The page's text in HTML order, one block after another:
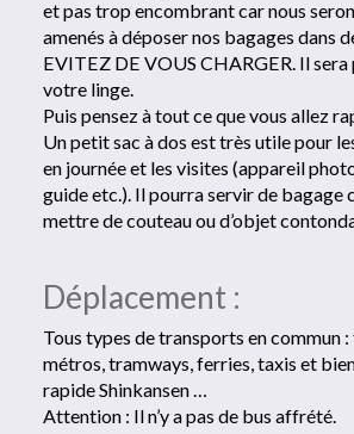
et pas trop encombrant car nous
amenés à déposer nos bagages dans
EVITEZ DE VOUS CHARGER. Il
votre linge.
Puis pensez à tout ce que vous allez
Un petit sac à dos est très utile pour
en journée et les visites (appareil
guide etc.). Il pourra servir de bagage
mettre de couteau ou d’objet
Déplacement :
Tous types de transports en commun :
métros, tramways, ferries, taxis et
rapide Shinkansen …
Attention : Il n’y a pas de bus affrété.